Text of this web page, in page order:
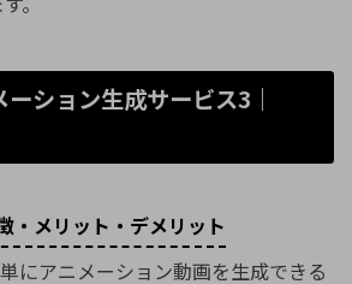
ション生成サービス3｜
・メリット・デメリット
にアニメーション動画を生成できる